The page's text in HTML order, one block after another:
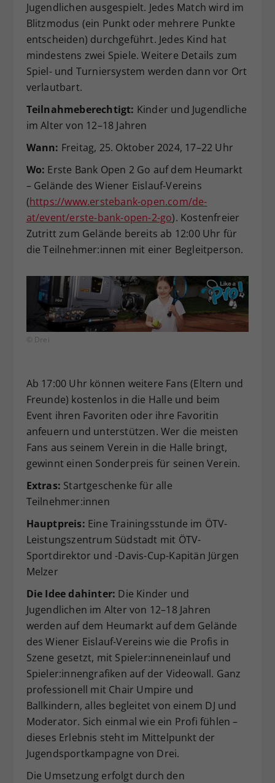
Jugendlichen ausgespielt. Jedes Match wird im
Blitzmodus (ein Punkt oder mehrere Punkte
entscheiden) durchgeführt. Jedes Kind hat
mindestens zwei Spiele. Weitere Details zum
Spiel- und Turniersystem werden dann vor Ort
verlautbart.
Teilnahmeberechtigt: Kinder und Jugendliche
im Alter von 12–18 Jahren
Wann: Freitag, 25. Oktober 2024, 17–22 Uhr
Wo: Erste Bank Open 2 Go auf dem Heumarkt
– Gelände des Wiener Eislauf-Vereins
(https://www.erstebank-open.com/de-
at/event/erste-bank-open-2-go). Kostenfreier
Zutritt zum Gelände bereits ab 12:00 Uhr für
die Teilnehmer:innen mit einer Begleitperson.
© Drei
Ab 17:00 Uhr können weitere Fans (Eltern und
Freunde) kostenlos in die Halle und beim
Event ihren Favoriten oder ihre Favoritin
anfeuern und unterstützen. Wer die meisten
Fans aus seinem Verein in die Halle bringt,
gewinnt einen Sonderpreis für seinen Verein.
Extras: Startgeschenke für alle
Teilnehmer:innen
Hauptpreis: Eine Trainingsstunde im ÖTV-
Leistungszentrum Südstadt mit ÖTV-
Sportdirektor und -Davis-Cup-Kapitän Jürgen
Melzer
Die Idee dahinter: Die Kinder und
Jugendlichen im Alter von 12–18 Jahren
werden auf dem Heumarkt auf dem Gelände
des Wiener Eislauf-Vereins wie die Profis in
Szene gesetzt, mit Spieler:inneneinlauf und
Spieler:innengrafiken auf der Videowall. Ganz
professionell mit Chair Umpire und
Ballkindern, alles begleitet von einem DJ und
Moderator. Sich einmal wie ein Profi fühlen –
dieses Erlebnis steht im Mittelpunkt der
Jugendsportkampagne von Drei.
Die Umsetzung erfolgt durch den
Zweck
Dieser Wert speichert Ihre Consent-
Einstellungen. Unter anderem eine
zufällig generierte ID, für die
historische Speicherung Ihrer
vorgenommen Einstellungen, falls der